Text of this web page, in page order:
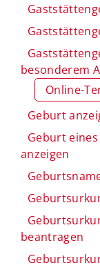
besonderem
Online-
Geburt
Geburt
anzeigen
beantragen